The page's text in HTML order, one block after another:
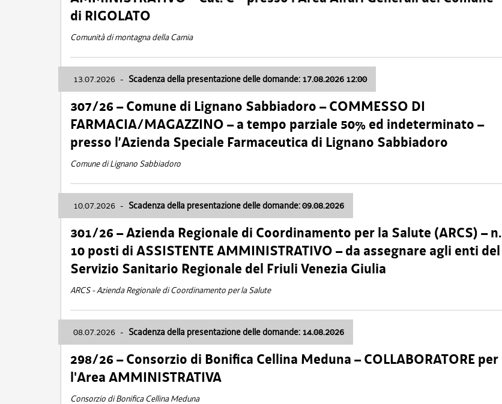
di RIGOLATO
Comunità di montagna della Carnia
13.07.2026 - Scadenza della presentazione delle domande: 17.08.2026 12:00
307/26 – Comune di Lignano Sabbiadoro – COMMESSO DI
FARMACIA/MAGAZZINO – a tempo parziale 50% ed indeterminato –
presso l’Azienda Speciale Farmaceutica di Lignano Sabbiadoro
Comune di Lignano Sabbiadoro
10.07.2026 - Scadenza della presentazione delle domande: 09.08.2026
301/26 – Azienda Regionale di Coordinamento per la Salute (ARCS) – n.
10 posti di ASSISTENTE AMMINISTRATIVO – da assegnare agli enti del
Servizio Sanitario Regionale del Friuli Venezia Giulia
ARCS - Azienda Regionale di Coordinamento per la Salute
08.07.2026 - Scadenza della presentazione delle domande: 14.08.2026
298/26 – Consorzio di Bonifica Cellina Meduna – COLLABORATORE per
l'Area AMMINISTRATIVA
Consorzio di Bonifica Cellina Meduna